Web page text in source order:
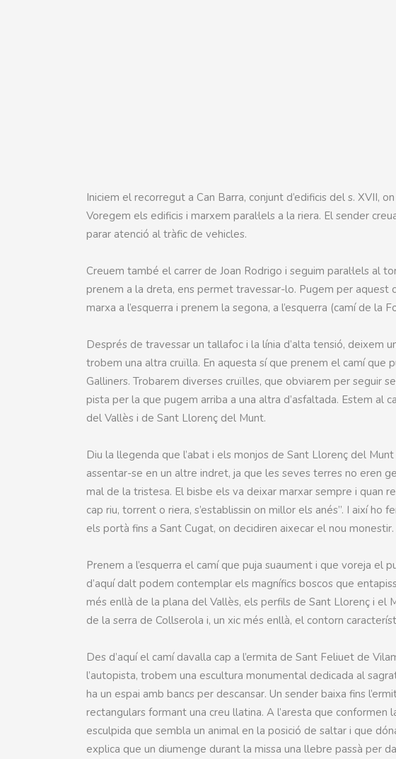
Iniciem el recorregut a Can Barra, conjunt d’edificis del s. XVII,
Voregem els edificis i marxem paral·lels a la riera. El sender
parar atenció al tràfic de vehicles.
Creuem també el carrer de Joan Rodrigo i seguim paral·lels al
prenem a la dreta, ens permet travessar-lo. Pugem per aquest
marxa a l’esquerra i prenem la segona, a l’esquerra (camí de la
Després de travessar un tallafoc i la línia d’alta tensió, deixem
trobem una altra cruïlla. En aquesta sí que prenem el camí que
Galliners. Trobarem diverses cruïlles, que obviarem per seguir
pista per la que pugem arriba a una altra d’asfaltada. Estem al
del Vallès i de Sant Llorenç del Munt.
Diu la llegenda que l’abat i els monjos de Sant Llorenç del
assentar-se en un altre indret, ja que les seves terres no eren
mal de la tristesa. El bisbe els va deixar marxar sempre i quan
cap riu, torrent o riera, s’establissin on millor els anés”. I així
els portà fins a Sant Cugat, on decidiren aixecar el nou monestir.
Prenem a l’esquerra el camí que puja suaument i que voreja el
d’aquí dalt podem contemplar els magnífics boscos que
més enllà de la plana del Vallès, els perfils de Sant Llorenç i el
de la serra de Collserola i, un xic més enllà, el contorn
Des d’aquí el camí davalla cap a l’ermita de Sant Feliuet de
l’autopista, trobem una escultura monumental dedicada al
ha un espai amb bancs per descansar. Un sender baixa fins
rectangulars formant una creu llatina. A l’aresta que conformen
esculpida que sembla un animal en la posició de saltar i que
explica que un diumenge durant la missa una llebre passà per